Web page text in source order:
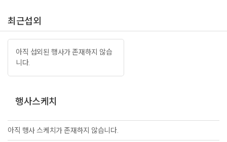
최근섭외
아직 섭외된 행사가 존재하지 않습
니다.
행사스케치
아직 행사 스케치가 존재하지 않습니다.